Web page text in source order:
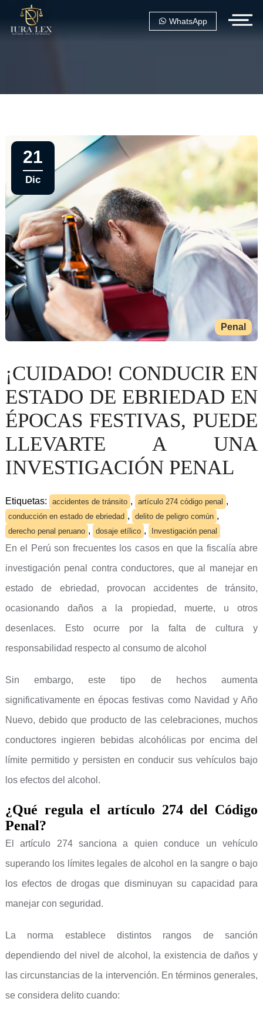
WhatsApp
Penal
21
Dic
¡CUIDADO! CONDUCIR EN
ESTADO DE EBRIEDAD EN
ÉPOCAS FESTIVAS, PUEDE
LLEVARTE A UNA
INVESTIGACIÓN PENAL
Etiquetas: accidentes de tránsito , artículo 274 código penal ,
conducción en estado de ebriedad , delito de peligro común ,
derecho penal peruano , dosaje etílico , Investigación penal
En el Perú son frecuentes los casos en que la fiscalía abre
investigación penal contra conductores, que al manejar en
estado de ebriedad, provocan accidentes de tránsito,
ocasionando daños a la propiedad, muerte, u otros
desenlaces. Esto ocurre por la falta de cultura y
responsabilidad respecto al consumo de alcohol
Sin embargo, este tipo de hechos aumenta
significativamente en épocas festivas como Navidad y Año
Nuevo, debido que producto de las celebraciones, muchos
conductores ingieren bebidas alcohólicas por encima del
límite permitido y persisten en conducir sus vehículos bajo
los efectos del alcohol.
¿Qué regula el artículo 274 del Código
Penal?
El artículo 274 sanciona a quien conduce un vehículo
superando los límites legales de alcohol en la sangre o bajo
los efectos de drogas que disminuyan su capacidad para
manejar con seguridad.
La norma establece distintos rangos de sanción
dependiendo del nivel de alcohol, la existencia de daños y
las circunstancias de la intervención. En términos generales,
se considera delito cuando: